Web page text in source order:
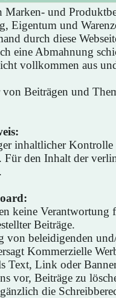
Marken- und
Eigentum und
durch diese
eine Abmahnung
vollkommen aus
von Beiträgen und
inhaltlicher
Für den Inhalt der
keine
Beiträge.
von beleidigenden
Kommerzielle
Text, Link oder
vor, Beiträge zu
die